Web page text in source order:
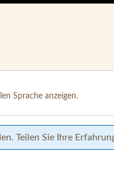
Sprache anzeigen.
Teilen Sie Ihre